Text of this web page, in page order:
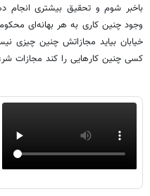
باخبر شوم و تحقیق بیشتری انجام
وجود چنین کاری به هر بهانه‌ای
خیابان بیاید مجازاتش چنین چیزی
کسی چنین کارهایی را کند مجازات